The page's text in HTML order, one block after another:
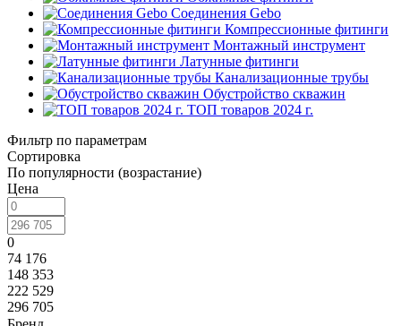
Соединения Gebo
Компрессионные фитинги
Монтажный инструмент
Латунные фитинги
Канализационные трубы
Обустройство скважин
ТОП товаров 2024 г.
Фильтр по параметрам
Сортировка
По популярности (возрастание)
Цена
0
74 176
148 353
222 529
296 705